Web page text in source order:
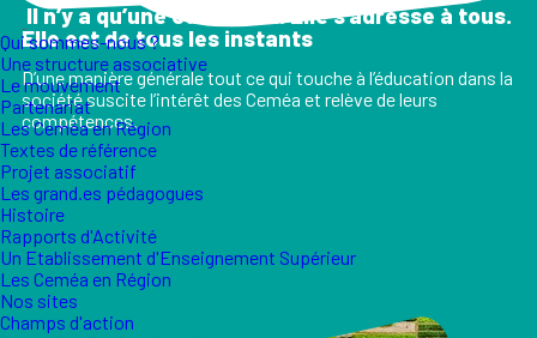
Qui sommes-nous ?
Une structure associative
Le mouvement
Partenariat
Les Ceméa en Région
Textes de référence
Projet associatif
Les grand.es pédagogues
Histoire
Rapports d'Activité
Un Etablissement d'Enseignement Supérieur
Les Ceméa en Région
Nos sites
Champs d'action
II n’y a qu’une éducation. Elle s’adresse à tous.
Elle est de tous les instants
D’une manière générale tout ce qui touche à l’éducation dans la
société suscite l’intérêt des Ceméa et relève de leurs
compétences.